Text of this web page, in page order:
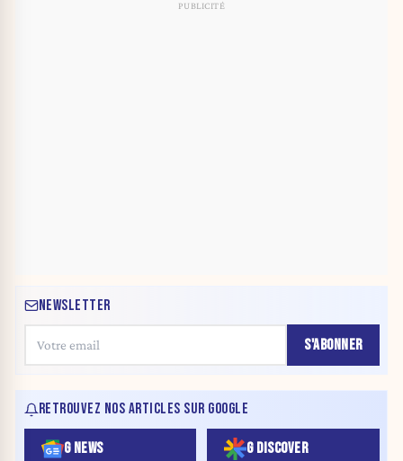
NEWSLETTER
S'ABONNER
RETROUVEZ NOS ARTICLES SUR GOOGLE
G NEWS G DISCOVER